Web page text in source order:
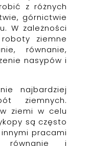
z różnych
górnictwie
W zależności
ziemne
równanie,
nasypów i
najbardziej
ziemnych.
ziemi w celu
są często
pracami
równanie i